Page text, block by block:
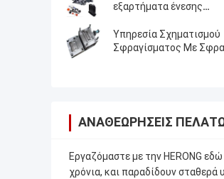
εξαρτήματα ένεσης
πλαστικών καλούπιων
Υπηρεσία Σχηματισμού
Σφραγίσματος Με
ΑΝΑΘΕΩΡΉΣΕΙΣ
Εργαζόμαστε με την HERONG εδώ
χρόνια, και παραδίδουν σταθερά